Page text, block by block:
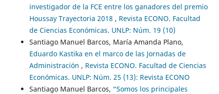
investigador de la FCE entre los ganadores del premio
Houssay Trayectoria 2018 , Revista ECONO. Facultad
de Ciencias Económicas. UNLP: Núm. 19 (10)
Santiago Manuel Barcos, María Amanda Plano,
Eduardo Kastika en el marco de las Jornadas de
Administración , Revista ECONO. Facultad de Ciencias
Económicas. UNLP: Núm. 25 (13): Revista ECONO
Santiago Manuel Barcos, “Somos los principales